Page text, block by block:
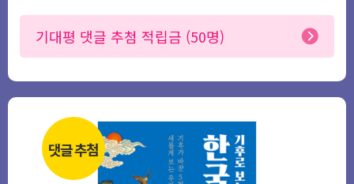
기대평 댓글 추첨 적립금 (50명)
댓글 추첨